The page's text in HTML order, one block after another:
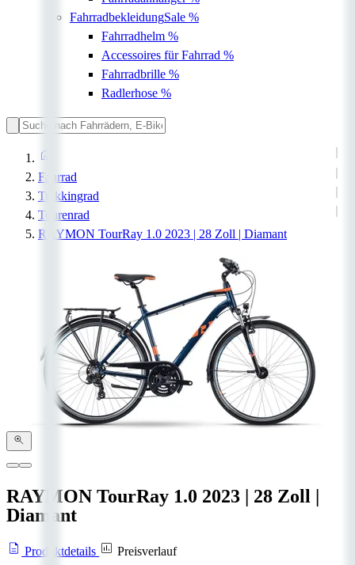
FahrradbekleidungSale %
Fahrradhelm %
Accessoires für Fahrrad %
Fahrradbrille %
Radlerhose %
Fahrrad
Trekkingrad
Tourenrad
RAYMON TourRay 1.0 2023 | 28 Zoll | Diamant
RAYMON TourRay 1.0 2023 | 28 Zoll |
Diamant
Produktdetails
Preisverlauf